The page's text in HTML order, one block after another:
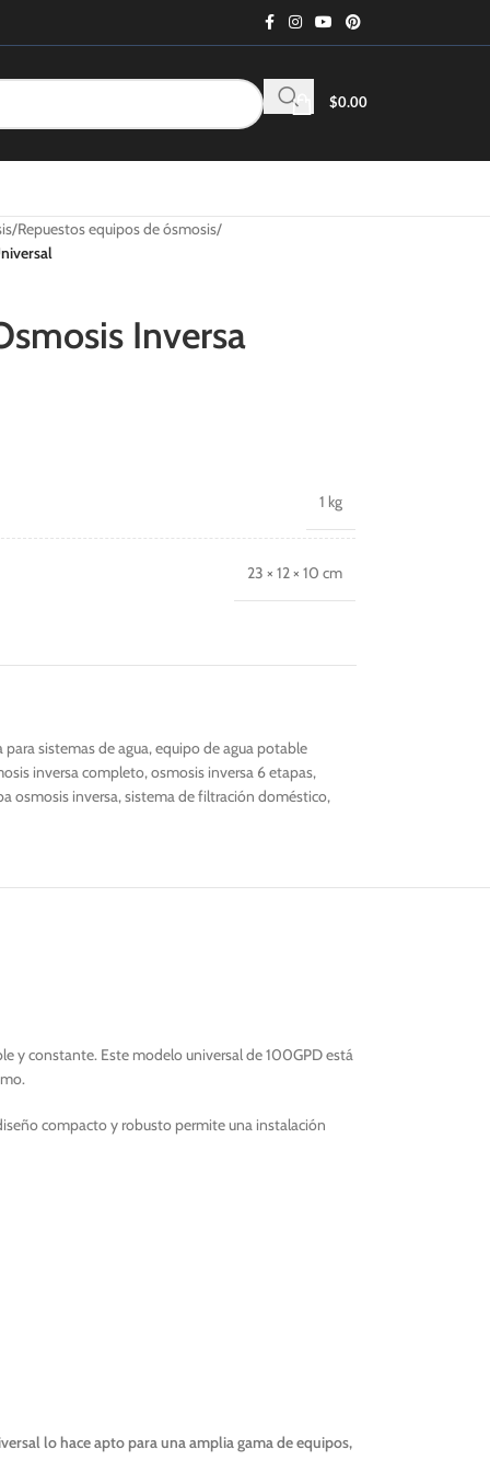
$0.00
/Repuestos equipos de ósmosis/
Inversa
1 kg
23 × 12 × 10 cm
sistemas de agua,equipo de agua potable
inversa completo,osmosis inversa 6 etapas,
osmosis inversa,sistema de filtración doméstico,
y constante. Este modelo universal de 100GPD está
compacto y robusto permite una instalación
lo hace apto para una amplia gama de equipos,